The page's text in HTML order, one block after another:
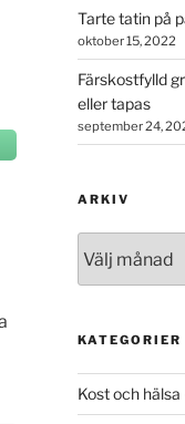
Tarte tatin på
oktober 15, 2022
Färskostfylld
eller tapas
september 24,
ARKIV
KATEGORIER
Kost och hälsa